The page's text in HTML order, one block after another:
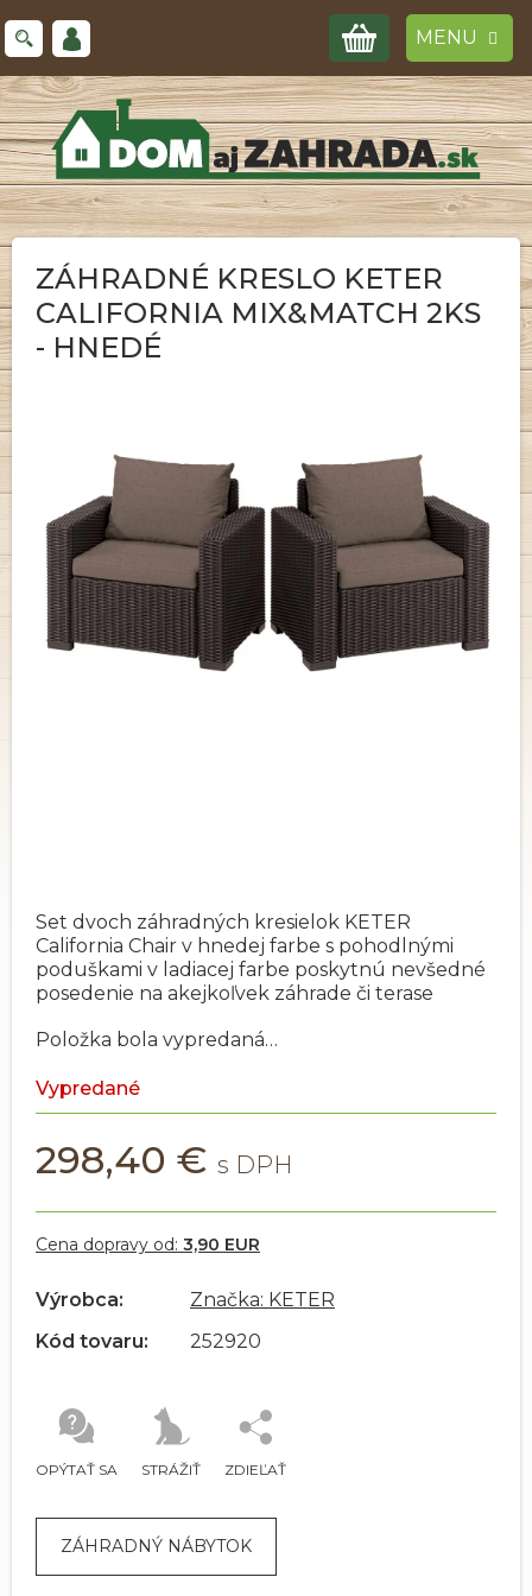
na
obsah
NÁKUPNÝ
ZÁHRADNÉ KRESLO KETER
CALIFORNIA MIX&MATCH 2KS
- HNEDÉ
Vypredané
298,40 €
Položka bola vypredaná…
Set dvoch záhradných kresielok KETER
California Chair v hnedej farbe s pohodlnými
poduškami v ladiacej farbe poskytnú nevšedné
posedenie na akejkoľvek záhrade či terase
OPÝTAŤ SA STRÁŽIŤ ZDIEĽAŤ
Cena dopravy od: 3,90 EUR
Výrobca:
Značka: KETER
Kód tovaru:
252920
ZÁHRADNÝ NÁBYTOK